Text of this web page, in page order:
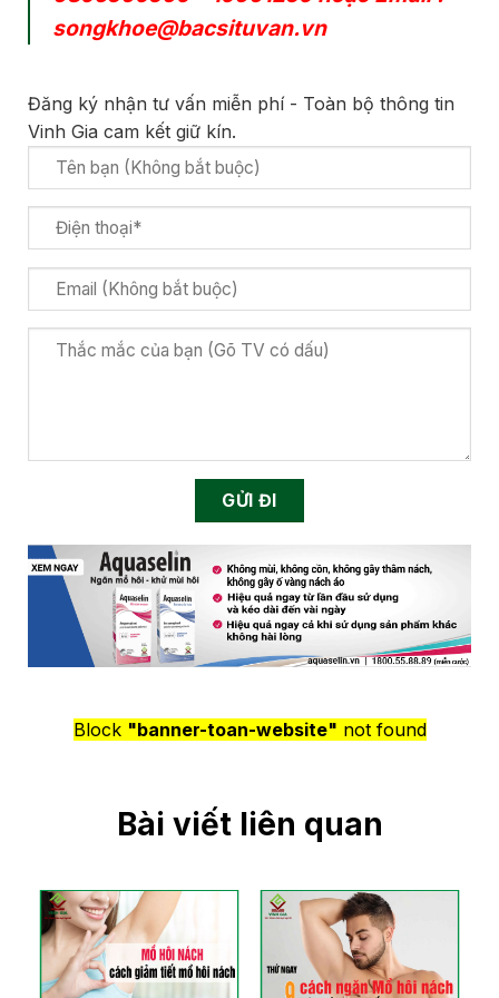
songkhoe@bacsituvan.vn
Đăng ký nhận tư vấn miễn phí - Toàn bộ thông tin
Vinh Gia cam kết giữ kín.
Block "banner-toan-website" not found
Bài viết liên quan